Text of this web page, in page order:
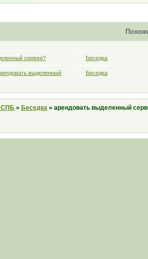
сервер? Беседка
выделенный
Беседка
» Беседка »арендовать выделенный